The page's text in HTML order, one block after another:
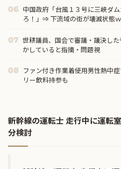
06 中国政府「台風１３号に三峡ダ
ろ！」⇒ 下流域の街が壊滅状態
07 世耕議員、国会で審議・議決し
かしていると指摘・問題視
08 ファン付き作業着使用男性熱中
リー飲料持参も
新幹線の運転士 走行中に運転
分検討